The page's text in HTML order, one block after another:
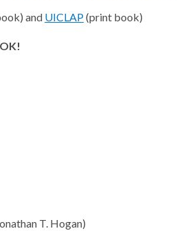
and UICLAP(print book)
T. Hogan)